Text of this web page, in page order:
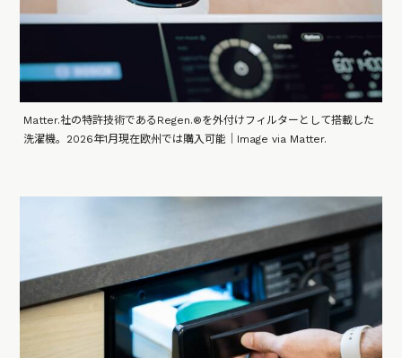
Matter.社の特許技術であるRegen.®を外付けフィルターとして搭載した
洗濯機。2026年1月現在欧州では購入可能｜Image via Matter.